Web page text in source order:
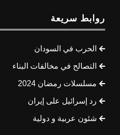
روابط سريعة
الحرب في السودان
التصالح في مخالفات البناء
مسلسلات رمضان 2024
رد إسرائيل على إيران
شئون عربية و دولية